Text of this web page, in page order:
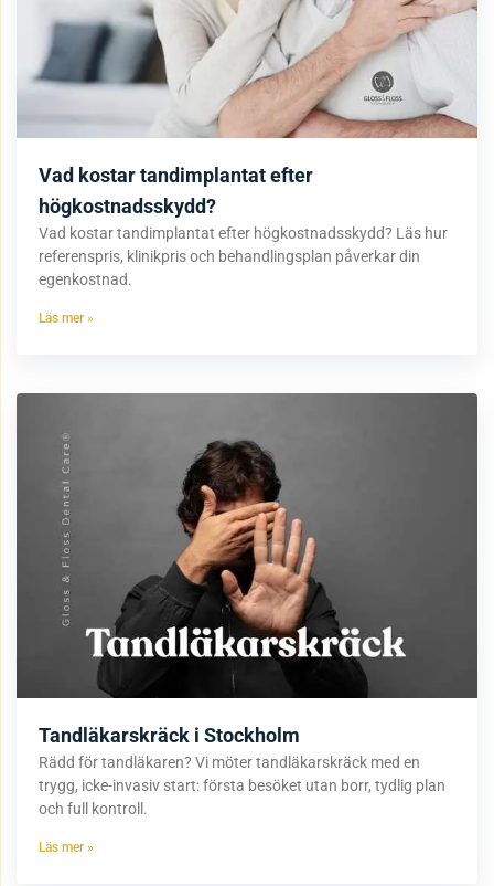
Vad kostar tandimplantat efter
högkostnadsskydd?
Vad kostar tandimplantat efter högkostnadsskydd? Läs hur
referenspris, klinikpris och behandlingsplan påverkar din
egenkostnad.
Läs mer »
Tandläkarskräck i Stockholm
Rädd för tandläkaren? Vi möter tandläkarskräck med en
trygg, icke-invasiv start: första besöket utan borr, tydlig plan
och full kontroll.
Läs mer »